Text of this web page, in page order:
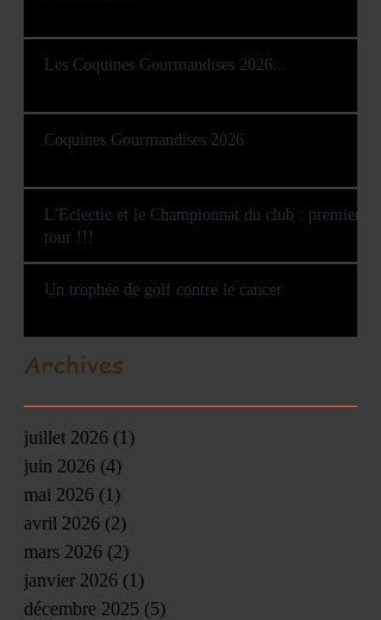
Les Coquines Gourmandises 2026...
Coquines Gourmandises 2026
L'Eclectic et le Championnat du club : premier
tour !!!
Un trophée de golf contre le cancer
Archives
juillet 2026 (1)
juin 2026 (4)
mai 2026 (1)
avril 2026 (2)
mars 2026 (2)
janvier 2026 (1)
décembre 2025 (5)